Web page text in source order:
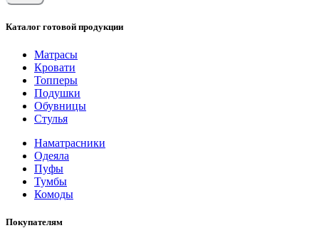
Каталог готовой продукции
Матрасы
Кровати
Топперы
Подушки
Обувницы
Стулья
Наматрасники
Одеяла
Пуфы
Тумбы
Комоды
Покупателям